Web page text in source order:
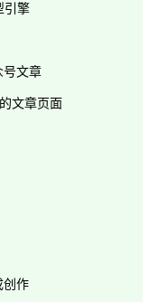
引擎
号文章
文章页面
创作